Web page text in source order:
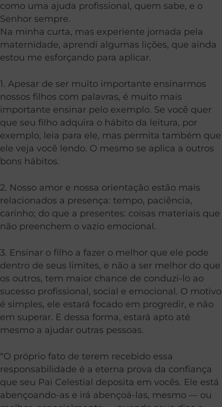
como uma ajuda profissional, quem sabe, e o
Senhor sempre.
Na minha curta, mas experiente jornada pela
maternidade, aprendi algumas lições, que ainda
estou me esforçando para aplicar.
1. Apesar de ser muito importante ensinarmos
nossos filhos com palavras, é muito mais
importante ensinar pelo exemplo. Se você quer
que seu filho adquira o hábito da leitura, por
exemplo, leia para ele, mas permita também que
ele veja você lendo. O mesmo se aplica a outros
bons hábitos.
2. Nosso amor e nossa orientação estão mais
relacionados a presença: tempo, paciência,
carinho; do que a presentes: coisas materiais que
não preenchem o vazio emocional.
3. Ensinar o filho a fazer o melhor que ele pode
dentro de seus limites, e não a ser melhor do que
os outros, tem maior chance de conduzi-lo ao
sucesso profissional, social e emocional. O motivo
é simples, ele estará focado em progredir, e não
em superar. E dessa forma, estará apto até
mesmo a ajudar outras pessoas.
“O próprio fato de terem recebido essa
responsabilidade é a eterna prova da confiança
que seu Pai Celestial deposita em vocês. Ele está
abençoando-as e irá abençoá-las, mesmo — ou